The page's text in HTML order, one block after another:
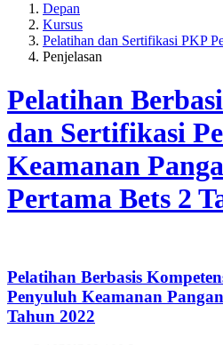
Depan
Kursus
Pelatihan dan Sertifikasi PKP
Penjelasan
Pelatihan
dan Sertifikasi
Keamanan
Pertama Bets 2
Pelatihan Berbasis
Penyuluh Keamanan
Tahun 2022